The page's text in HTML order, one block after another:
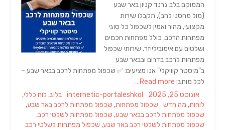
הממוקם בלב גרנד קניון באר שבע
(מול מחסני להב), תקבלו שירות
מקצועי, מהיר ואמין לשכפול כל סוגי
מפתחות הרכב, כולל מפתחות חכמים
ושלטים עם אימובילייזר. שירותי שכפול
מפתחות לרכב בדרום ובבאר שבע
ב"מיסטר קוויקלי" אנו מציעים: ✅ שכפול מפתחות לרכב בבאר שבע –
לכל מותגי
Posted
on
אוגוסט 25, 2025 Author
internetic-portaleshkol
Categories
בלוג, לוח כללי,
לוחות, מה חדש Tags
שכפול מפתחות, שכפול מפתחות לרכב באר שבע,
שכפול מפתחות לרכב בבאר שבע, שכפול מפתחות לשלטי רכב,
שכפול מפתחות לשלטי רכב באר שבע, שכפול מפתחות לשלטי רכב